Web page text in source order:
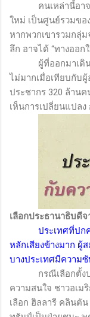
คนเหล่านี้อาจเป็
ใหม่ เป็นศูนย์รวมข
หากพวกเขารวมกลุ่ม
ลึก อาจได้ “ทางออ
ผู้ที่ออกมาเดินปร
ไม่มากเมื่อเทียบกับ
ประชากร 320 ล้าน
เห็นการเปลี่ยนแปลง
เลือกประธานาธิบดีจ
ประเทศที่ปก
หลักเสียงข้างมาก ผู้
บางประเทศมีความ
กรณีเลือกตั้งประ
ความสนใจ ชาวอเม
เลือก ฮิลลารี คลินตัน